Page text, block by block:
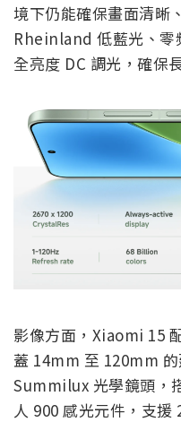
境下仍能確保畫面清晰
Rheinland 低藍光、零
全亮度 DC 調光，確保
影像方面，Xiaomi 15
蓋 14mm 至 120mm
Summilux 光學鏡頭，
人 900 感光元件，支